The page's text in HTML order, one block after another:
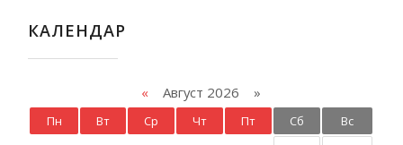
КАЛЕНДАР
« Август 2026 »
Пн Вт Ср Чт Пт Сб
Вс